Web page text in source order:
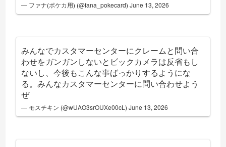
— ファナ(ポケカ用) (@fana_pokecard)June 13, 2026
みんなでカスタマーセンターにクレームと問い合
わせをガンガンしないとビックカメラは反省もし
ないし、今後もこんな事ばっかりするようにな
る。みんなカスタマーセンターに問い合わせよう
ぜ
— モスチキン (@wUAO3srOUXe00cL)June 13, 2026